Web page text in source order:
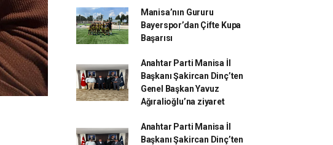
Manisa’nın Gururu
Bayerspor’dan Çifte Kupa
Başarısı
Anahtar Parti Manisa İl
Başkanı Şakircan Dinç’ten
Genel Başkan Yavuz
Ağıralioğlu’na ziyaret
Anahtar Parti Manisa İl
Başkanı Şakircan Dinç’ten